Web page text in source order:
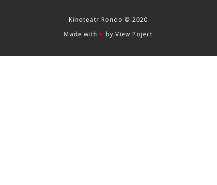
Kinoteatr Rondo © 2020
Made with♥ by View Poject